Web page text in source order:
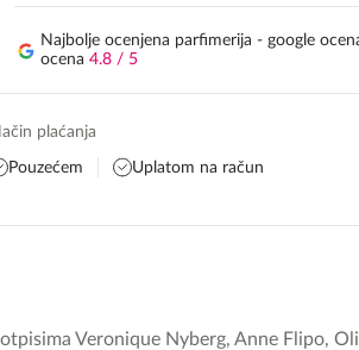
Najbolje ocenjena parfimerija - google
ocena 4.8 / 5
plaćanja
Pouzećem Uplatom na račun
Veronique Nyberg, Anne Flipo,